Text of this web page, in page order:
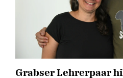
Grabser Lehrerpaar